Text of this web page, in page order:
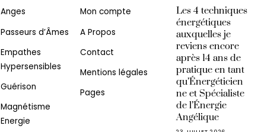
Anges
Passeurs d’Âmes
Empathes
Hypersensibles
Guérison
Magnétisme
Energie
Mon compte
A Propos
Contact
Mentions légales
Pages
Les 4 techniques
énergétiques
auxquelles je
reviens encore
après 14 ans de
pratique en tant
qu’Énergéticien
ne et Spécialiste
de l’Énergie
Angélique